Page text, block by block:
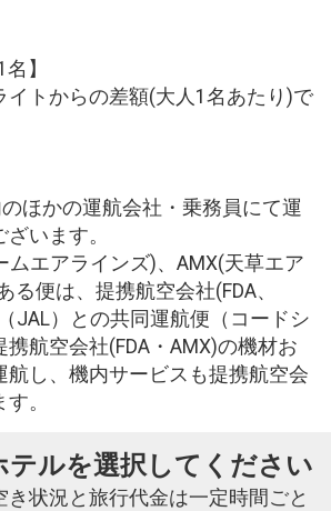
】
イトからの差額(大人1名あたり)で
のほかの運航会社・乗務員にて運
います。
ムエアラインズ)、AMX(天草エア
る便は、提携航空会社(FDA、
JAL）との共同運航便（コードシ
携航空会社(FDA・AMX)の機材お
航し、機内サービスも提携航空会
。
テルを選択してください
き状況と旅行代金は一定時間ごと